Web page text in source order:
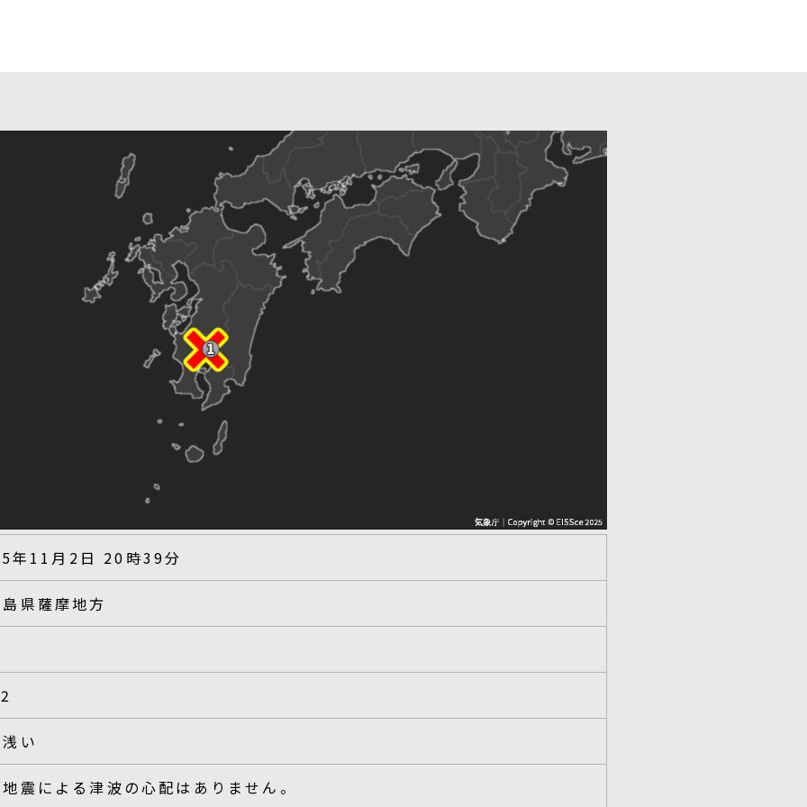
年11月2日 20時39分
県薩摩地方
い
震による津波の心配はありません。